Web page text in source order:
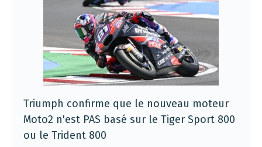
Triumph confirme que le nouveau moteur
Moto2 n'est PAS basé sur le Tiger Sport 800
ou le Trident 800